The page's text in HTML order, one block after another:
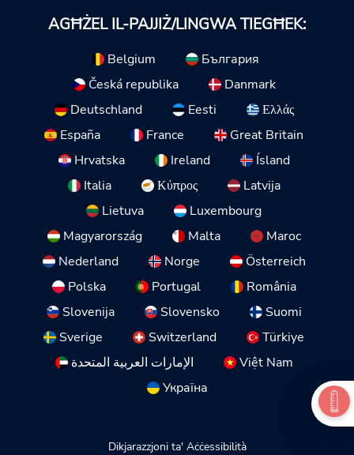
AGĦŻEL IL-PAJJIŻ/LINGWA TIEGĦEK:
Belgium
България
Česká republika
Danmark
Deutschland
Eesti
Ελλάς
España
France
Great Britain
Hrvatska
Ireland
Ísland
Italia
Κύπρος
Latvija
Lietuva
Luxembourg
Magyarország
Malta
Maroc
Nederland
Norge
Österreich
Polska
Portugal
România
Slovenija
Slovensko
Suomi
Sverige
Switzerland
Türkiye
الإمارات العربية المتحدة
Việt Nam
Україна
Dikjarazzjoni ta' Aċċessibilità